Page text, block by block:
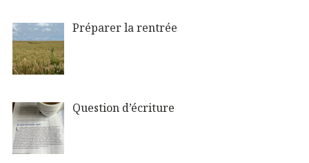
Préparer la rentrée
Question d’écriture